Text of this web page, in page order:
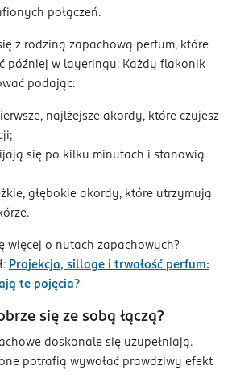
połączeń.
z rodziną zapachową perfum, które
później w layeringu. Każdy flakonik
podając:
najlżejsze akordy, które czujesz
się po kilku minutach i stanowią
głębokie akordy, które utrzymują
więcej o nutach zapachowych?
Projekcja, sillage i trwałość perfum:
te pojęcia?
się ze sobą łączą?
doskonale się uzupełniają.
potrafią wywołać prawdziwy efekt